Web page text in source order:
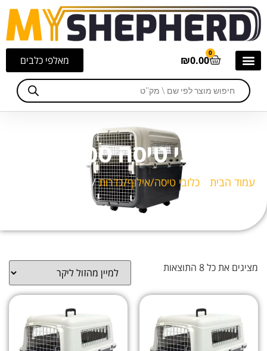
מאלפי כלבים ₪0.00
0
כלובי טיסה ספיריט
עמוד הבית כלובי טיסה/אילוף/גדרות/ כלובי טיסה ספיריט
מציגים את כל ⁦8⁩ התוצאות